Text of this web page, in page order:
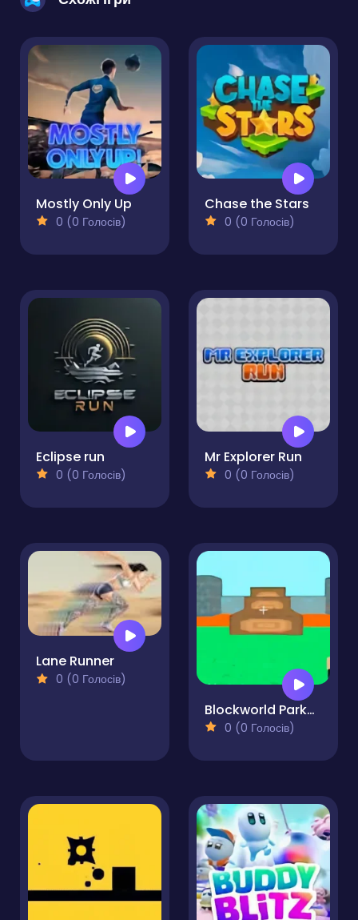
Mostly Only Up
0 (0 Голосів)
Chase the Stars
0 (0 Голосів)
Eclipse run
0 (0 Голосів)
Mr Explorer Run
0 (0 Голосів)
Lane Runner
0 (0 Голосів)
Blockworld Parkour
0 (0 Голосів)